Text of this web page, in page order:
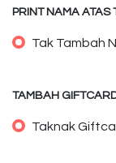
PRINT NAMA ATAS
Tak Tambah
TAMBAH
Taknak